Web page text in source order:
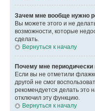
Зачем мне вообще нужно
Вы можете этого и не
возможности, которые
сделать.
Вернуться к началу
Почему мне периодически
Если вы не отметили
другой не смог
рекомендуется делать это
отключил эту функцию.
Вернуться к началу